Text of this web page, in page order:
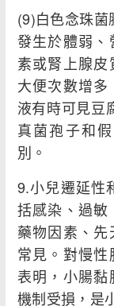
(9)白色念珠
發生於體弱
素或腎上腺皮
大便次數增
液有時可見豆
真菌孢子和
別。
9.小兒遷延性
括感染、過敏
藥物因素、
常見。對慢
表明，小腸
機制受損，是